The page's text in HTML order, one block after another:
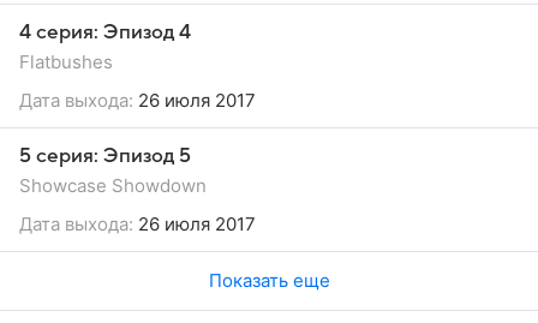
4 серия: Эпизод 4
Flatbushes
Дата выхода: 26 июля 2017
5 серия: Эпизод 5
Showcase Showdown
Дата выхода: 26 июля 2017
Показать еще